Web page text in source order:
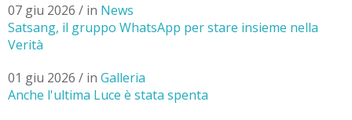
07 giu 2026 / in News
Satsang, il gruppo WhatsApp per stare insieme nella
Verità
01 giu 2026 / in Galleria
Anche l'ultima Luce è stata spenta